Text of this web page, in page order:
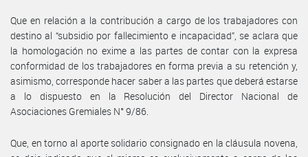
Que en relación a la contribución a cargo de los trabajadores con
destino al “subsidio por fallecimiento e incapacidad”, se aclara que
la homologación no exime a las partes de contar con la expresa
conformidad de los trabajadores en forma previa a su retención y,
asimismo, corresponde hacer saber a las partes que deberá estarse
a lo dispuesto en la Resolución del Director Nacional de
Asociaciones Gremiales N° 9/86.
Que, en torno al aporte solidario consignado en la cláusula novena,